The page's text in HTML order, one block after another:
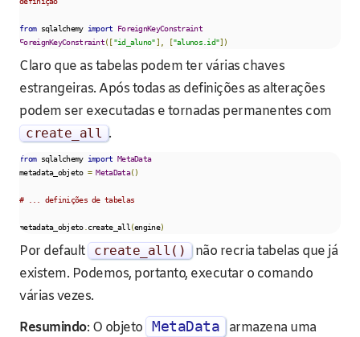
from sqlalchemy import ForeignKeyConstraint
ForeignKeyConstraint(["id_aluno"], ["alunos.id"])
Claro que as tabelas podem ter várias chaves
estrangeiras. Após todas as definições as alterações
podem ser executadas e tornadas permanentes com
create_all .
from sqlalchemy import MetaData
metadata_objeto = MetaData()
# ... definições de tabelas
metadata_objeto. create_all (engine)
Por default create_all () não recria tabelas que já
existem. Podemos, portanto, executar o comando
várias vezes.
Resumindo: O objeto MetaData
armazena uma